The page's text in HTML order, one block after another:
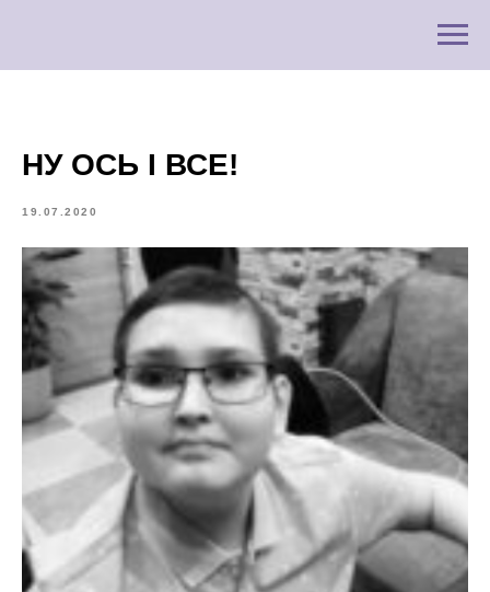
НУ ОСЬ І ВСЕ!
19.07.2020